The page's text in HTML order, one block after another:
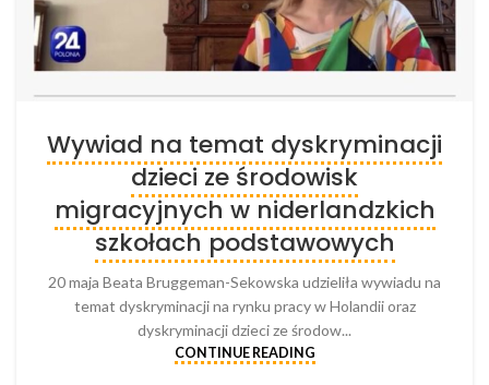
Wywiad na temat dyskryminacji
dzieci ze środowisk
migracyjnych w niderlandzkich
szkołach podstawowych
20 maja Beata Bruggeman-Sekowska udzieliła wywiadu na
temat dyskryminacji na rynku pracy w Holandii oraz
dyskryminacji dzieci ze środow...
CONTINUE READING